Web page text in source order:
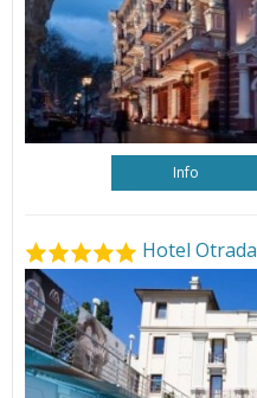
Info
Hotel Otrada